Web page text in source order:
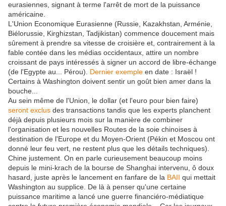
eurasiennes, signant à terme l'arrêt de mort de la puissance
américaine.
L'Union Economique Eurasienne (Russie, Kazakhstan, Arménie,
Biélorussie, Kirghizstan, Tadjikistan) commence doucement mais
sûrement à prendre sa vitesse de croisière et, contrairement à la
fable contée dans les médias occidentaux, attire un nombre
croissant de pays intéressés à signer un accord de libre-échange
(de l'Egypte au... Pérou). Dernier exemple en date : Israël !
Certains à Washington doivent sentir un goût bien amer dans la
bouche...
Au sein même de l'Union, le dollar (et l'euro pour bien faire)
seront exclus des transactions tandis que les experts planchent
déjà depuis plusieurs mois sur la manière de combiner
l'organisation et les nouvelles Routes de la soie chinoises à
destination de l'Europe et du Moyen-Orient (Pékin et Moscou ont
donné leur feu vert, ne restent plus que les détails techniques).
Chine justement. On en parle curieusement beaucoup moins
depuis le mini-krach de la bourse de Shanghai intervenu, ô doux
hasard, juste après le lancement en fanfare de la BAII qui mettait
Washington au supplice. De là à penser qu'une certaine
puissance maritime a lancé une guerre financiéro-médiatique